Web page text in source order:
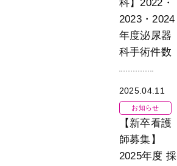
2023・2024
年度泌尿器
科手術件数
2025.04.11
お知らせ
【新卒看護
師募集】
2025年度 採